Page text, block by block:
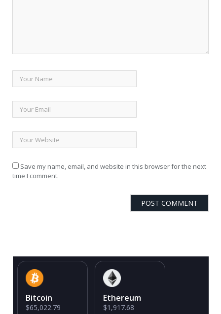
Save my name, email, and website in this browser for the next
time I comment.
Bitcoin
$65,022.79
Ethereum
$1,917.68